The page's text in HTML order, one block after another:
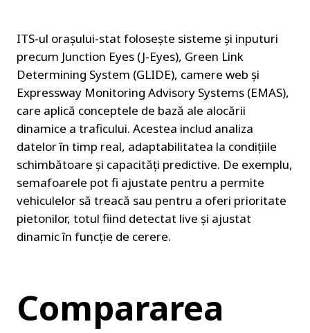
ITS-ul orașului-stat folosește sisteme și inputuri
precum Junction Eyes (J-Eyes), Green Link
Determining System (GLIDE), camere web și
Expressway Monitoring Advisory Systems (EMAS),
care aplică conceptele de bază ale alocării
dinamice a traficului. Acestea includ analiza
datelor în timp real, adaptabilitatea la condițiile
schimbătoare și capacități predictive. De exemplu,
semafoarele pot fi ajustate pentru a permite
vehiculelor să treacă sau pentru a oferi prioritate
pietonilor, totul fiind detectat live și ajustat
dinamic în funcție de cerere.
Compararea